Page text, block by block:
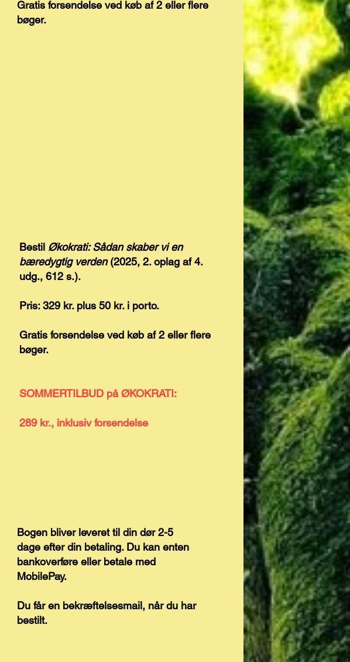
Gratis forsendelse​ ved køb af 2 eller flere
bøger.
Bestil Økokrati: Sådan skaber vi en
bæredygtig verden(2025, 2. oplag af 4.
udg., 612 s.).
Pris: 329 kr. plus 50 kr. i porto.
Gratis forsendelse​ ved køb af 2 eller flere
bøger.
SOMMERTILBUD på ØKOKRATI:
289 kr., inklusiv forsendelse
Bogen bliver leveret til din dør 2-5
dage efter din betaling. Du kan enten
bankoverføre eller betale med
MobilePay.
Du får en bekræftelsesmail, når du har
bestilt.